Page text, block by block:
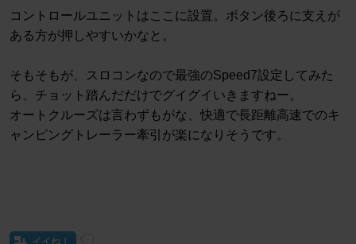
コントロールユニットはここに設置。ボタン後ろに支えが
ある方が押しやすいかなと。
そもそもが、スロコンなので最強のSpeed7設定してみた
ら、チョット踏んだだけでグイグイいきますねー。
オートクルーズは言わずもがな、快適で長距離高速でのキ
ャンピングトレーラー牽引が楽になりそうです。